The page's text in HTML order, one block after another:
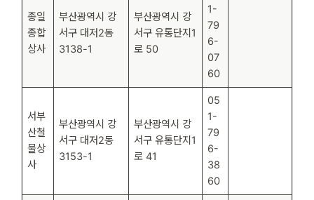
종일
종합
상사
부산광역시 강
서구 대저2동
3138-1
부산광역시 강
서구 유통단지1
로 50
1-
79
6-
07
60
서부
산철
물상
사
부산광역시 강
서구 대저2동
3153-1
부산광역시 강
서구 유통단지1
로 41
05
1-
79
6-
38
60